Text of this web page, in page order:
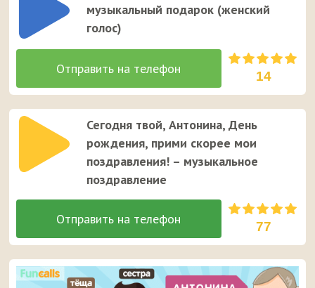
музыкальный подарок (женский
голос)
14
Сегодня твой, Антонина, День
рождения, прими скорее мои
поздравления! – музыкальное
поздравление
77